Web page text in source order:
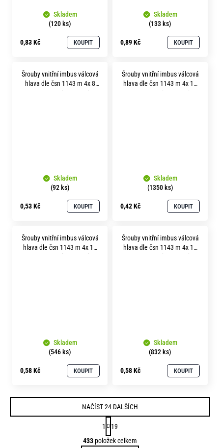
Skladem
(120 ks)
0,83 Kč KOUPIT
Skladem
(133 ks)
0,89 Kč KOUPIT
Šrouby vnitřní imbus válcová
hlava dle čsn 1143 m 4x 8
pevnost 12.9 bez povrchu
Skladem
(92 ks)
0,53 Kč KOUPIT
Šrouby vnitřní imbus válcová
hlava dle čsn 1143 m 4x 10
pevnost 12.9 bez povrchu
Skladem
(1350 ks)
0,42 Kč KOUPIT
Šrouby vnitřní imbus válcová
hlava dle čsn 1143 m 4x 12
pevnost 12.9 bez povrchu
Skladem
(546 ks)
0,58 Kč KOUPIT
Šrouby vnitřní imbus válcová
hlava dle čsn 1143 m 4x 14
pevnost 12.9 bez povrchu
Skladem
(832 ks)
0,58 Kč KOUPIT
O
NAČÍST 24 DALŠÍCH
r
1
19
433položek celkem